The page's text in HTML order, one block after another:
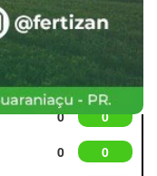
0 0
0 0